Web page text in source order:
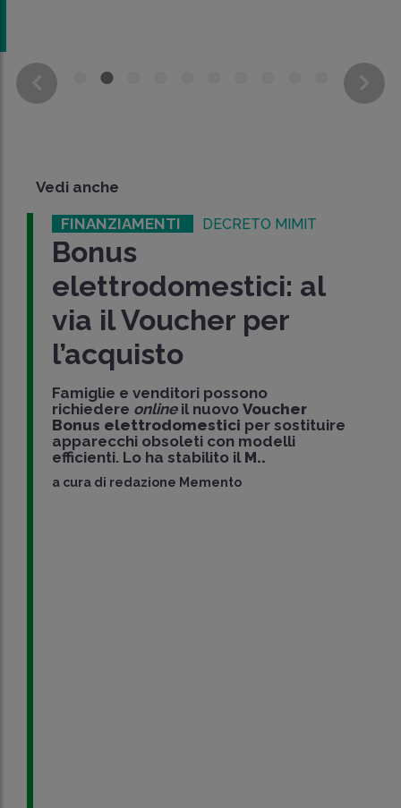
Vedi anche
FINANZIAMENTI DECRETO MIMIT
Bonus
elettrodomestici: al
via il Voucher per
l’acquisto
Famiglie e venditori possono
richiedere online il nuovoVoucher
Bonus elettrodomestici per sostituire
apparecchi obsoleti con modelli
efficienti. Lo ha stabilito il M..
a cura di redazione Memento